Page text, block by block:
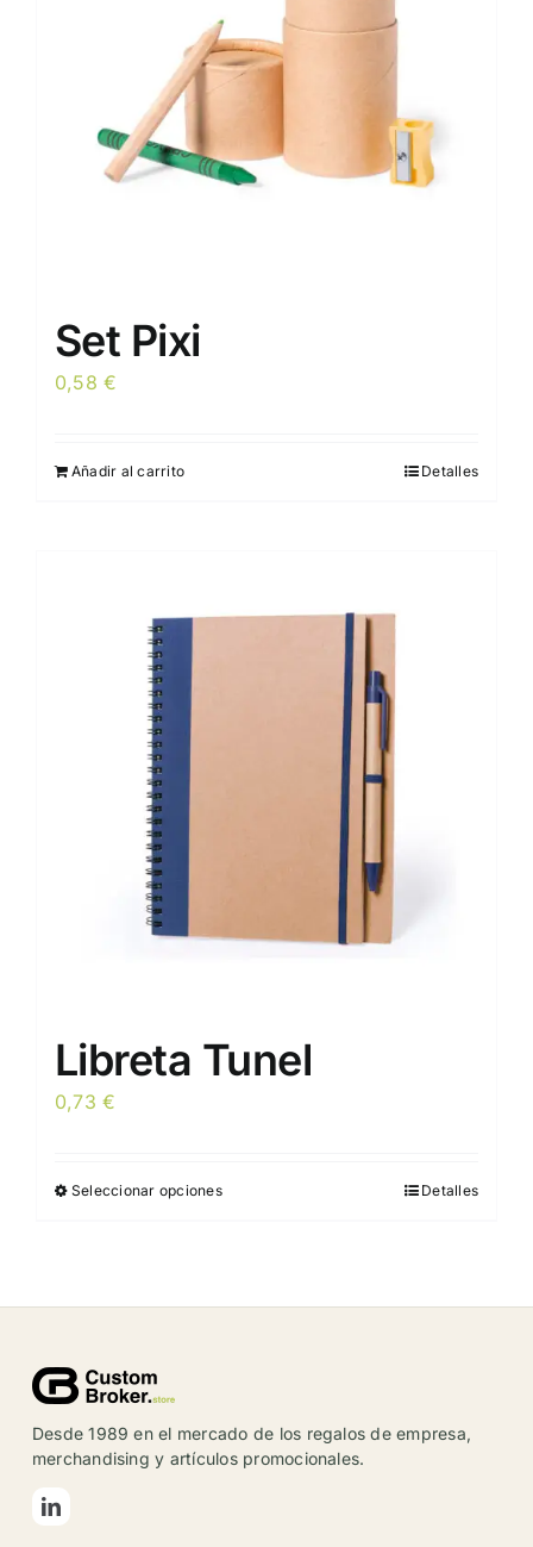
Set Pixi
0,58€
Añadir al carrito Detalles
Libreta Tunel
0,73€
Seleccionar opcionesEste
pueden
Detalles
Desde 1989 en el mercado de los regalos de empresa,
merchandising y artículos promocionales.